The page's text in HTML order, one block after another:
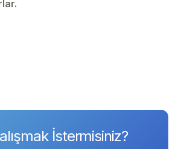
İstermisiniz?